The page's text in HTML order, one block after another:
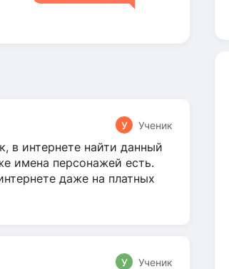
У Ученик
в интернете найти данный
имена персонажей есть.
даже на платных
У Ученик